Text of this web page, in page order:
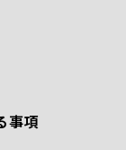
事項